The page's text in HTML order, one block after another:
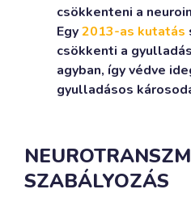
csökkenteni a
Egy2013-as kutatás
csökkenti a
agyban, így védve
gyulladásos
SZABÁLYOZÁS